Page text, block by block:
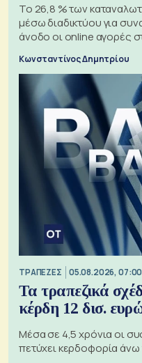
Το 26,8 % των
μέσω διαδικτύου για
άνοδο οι online αγορές
Κωνσταντίνος Δημητρίου
ΤΡΑΠΕΖΕΣ 05.08.2026, 07:00
Τα τραπεζικά
κέρδη 12 δισ.
Μέσα σε 4,5 χρόνια οι
πετύχει κερδοφορία άνω